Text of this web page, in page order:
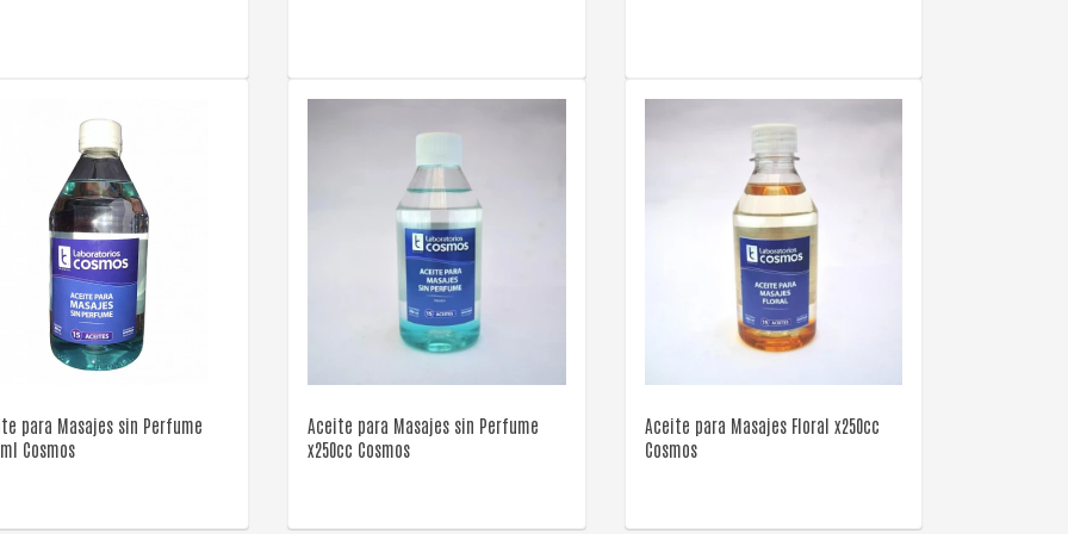
para Masajes sin Perfume
Cosmos
VER DETALLE
Aceite para Masajes sin Perfume
x250cc Cosmos
VER DETALLE
Aceite para Masajes Floral x250cc
Cosmos
VER DETALLE